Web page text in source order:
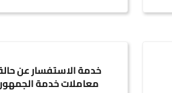
خدمة الاستفسار عن
معاملات خدمة الجمهور